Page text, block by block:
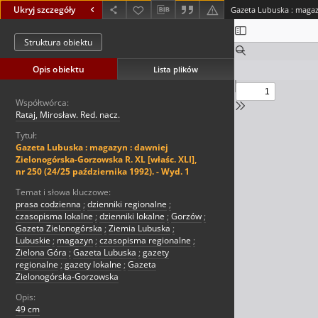
Ukryj szczegóły
Struktura obiektu
Opis obiektu Lista plików
Współtwórca:
Rataj, Mirosław. Red. nacz.
Tytuł:
Gazeta Lubuska : magazyn : dawniej
Zielonogórska-Gorzowska R. XL [właśc. XLI],
nr 250 (24/25 października 1992). - Wyd. 1
Temat i słowa kluczowe:
prasa codzienna ; dzienniki regionalne ;
czasopisma lokalne ; dzienniki lokalne ; Gorzów ;
Gazeta Zielonogórska ; Ziemia Lubuska ;
Lubuskie ; magazyn ; czasopisma regionalne ;
Zielona Góra ; Gazeta Lubuska ; gazety
regionalne ; gazety lokalne ; Gazeta
Zielonogórska-Gorzowska
Opis:
49 cm